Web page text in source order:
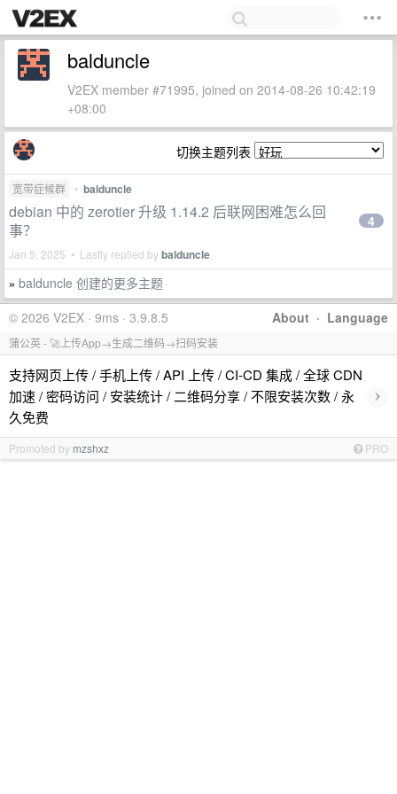
balduncle
V2EX member #71995, joined on 2014-08-26 10:42:19
+08:00
切换主题列表
宽带症候群 • balduncle
debian 中的 zerotier 升级 1.14.2 后联网困难怎么回
事？
Jan 5, 2025 • Lastly replied bybalduncle
4
» balduncle 创建的更多主题
About · Language
© 2026 V2EX · 9ms · 3.9.8.5
蒲公英 - 🚀上传App→生成二维码→扫码安装
支持网页上传 / 手机上传 / API 上传 / CI-CD 集成 / 全球 CDN
加速 / 密码访问 / 安装统计 / 二维码分享 / 不限安装次数 / 永
久免费
›
Promoted by mzshxz PRO